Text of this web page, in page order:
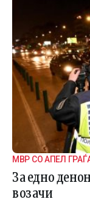
МВР СО АПЕЛ
СООБРАЌАЈНИТЕ
За едно
возачи